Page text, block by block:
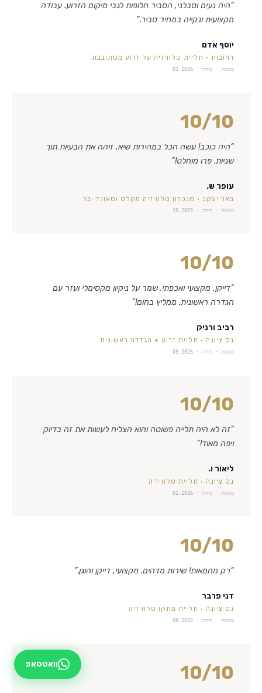
“היה נעים וסבלני, הסביר חלופות לגבי מיקום הזרוע. עבודה
מקצועית ונקייה במחיר סביר.”
יוסף אדם
רחובות · תליית טלוויזיה על זרוע מסתובבת
מאומת · מידרג · 03.2026
10/10
“היה כוכב! עשה הכל במהירות שיא, זיהה את הבעיות תוך
שניות. פרו מוחלט!”
עופר ש.
באר יעקב · סנכרון טלוויזיה מקלט וסאונד-בר
מאומת · מידרג · 10.2025
10/10
“דייקן, מקצועי ואכפתי. שמר על ניקיון מקסימלי ועזר עם
הגדרה ראשונית. ממליץ בחום!”
רביב ורניק
נס ציונה · תליית זרוע + הגדרה ראשונית
מאומת · מידרג · 09.2025
10/10
“זה לא היה תלייה פשוטה והוא הצליח לעשות את זה בדיוק
ויפה מאוד!”
ליאור ו.
נס ציונה · תליית טלוויזיה
מאומת · מידרג · 01.2026
10/10
“רק מחמאות! שירות מדהים. מקצועי, דייקן והוגן.”
דני פרבר
נס ציונה · תליית מתקן טלוויזיה
מאומת · מידרג · 08.2025
10/10 וואטסאפ